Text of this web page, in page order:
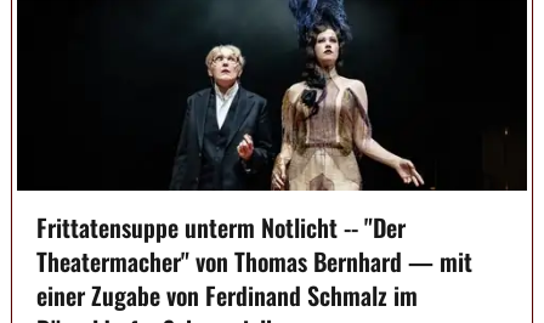
Frittatensuppe unterm Notlicht -- "Der
Theatermacher" von Thomas Bernhard — mit
einer Zugabe von Ferdinand Schmalz im